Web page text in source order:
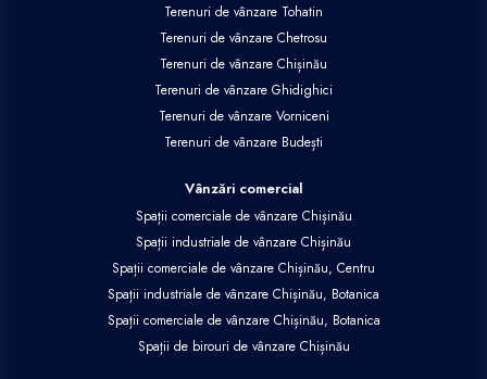
Terenuri de vânzare Tohatin
Terenuri de vânzare Chetrosu
Terenuri de vânzare Chișinău
Terenuri de vânzare Ghidighici
Terenuri de vânzare Vorniceni
Terenuri de vânzare Budești
Vânzări comercial
Spații comerciale de vânzare Chișinău
Spații industriale de vânzare Chișinău
Spații comerciale de vânzare Chișinău, Centru
Spații industriale de vânzare Chișinău, Botanica
Spații comerciale de vânzare Chișinău, Botanica
Spații de birouri de vânzare Chișinău